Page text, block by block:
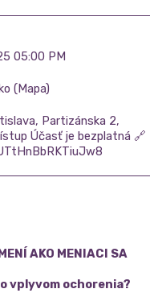
05:00 PM
(Mapa)
Partizánska 2,
Účasť je bezplatná 🔗
AKO MENIACI SA
vplyvom ochorenia?